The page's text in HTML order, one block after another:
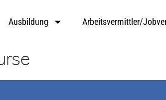
Ausbildung Arbeitsvermittler/